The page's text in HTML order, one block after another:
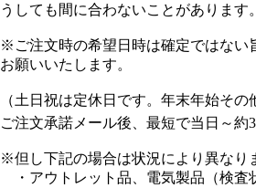
うしても間に合わないことがあります
※ご注文時の希望日時は確定ではない
お願いいたします。
（土日祝は定休日です。年末年始そ
ご注文承諾メール後、最短で当日～約
※但し下記の場合は状況により異なり
・アウトレット品、電気製品（検査